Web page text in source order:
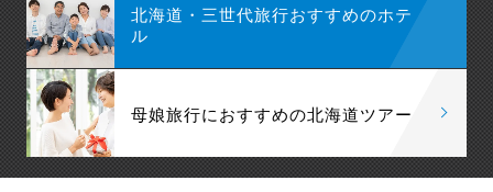
北海道・三世代旅行おすすめのホテ
ル
母娘旅行におすすめの北海道ツアー